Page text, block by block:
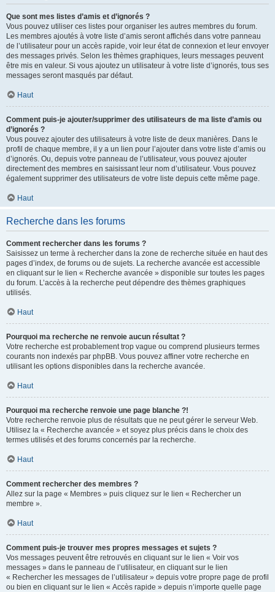
Que sont mes listes d’amis et d’ignorés ?
Vous pouvez utiliser ces listes pour organiser les autres membres du forum.
Les membres ajoutés à votre liste d’amis seront affichés dans votre panneau
de l’utilisateur pour un accès rapide, voir leur état de connexion et leur envoyer
des messages privés. Selon les thèmes graphiques, leurs messages peuvent
être mis en valeur. Si vous ajoutez un utilisateur à votre liste d’ignorés, tous ses
messages seront masqués par défaut.
Haut
Comment puis-je ajouter/supprimer des utilisateurs de ma liste d’amis ou
d’ignorés ?
Vous pouvez ajouter des utilisateurs à votre liste de deux manières. Dans le
profil de chaque membre, il y a un lien pour l’ajouter dans votre liste d’amis ou
d’ignorés. Ou, depuis votre panneau de l’utilisateur, vous pouvez ajouter
directement des membres en saisissant leur nom d’utilisateur. Vous pouvez
également supprimer des utilisateurs de votre liste depuis cette même page.
Haut
Recherche dans les forums
Comment rechercher dans les forums ?
Saisissez un terme à rechercher dans la zone de recherche située en haut des
pages d’index, de forums ou de sujets. La recherche avancée est accessible
en cliquant sur le lien « Recherche avancée » disponible sur toutes les pages
du forum. L’accès à la recherche peut dépendre des thèmes graphiques
utilisés.
Haut
Pourquoi ma recherche ne renvoie aucun résultat ?
Votre recherche est probablement trop vague ou comprend plusieurs termes
courants non indexés par phpBB. Vous pouvez affiner votre recherche en
utilisant les options disponibles dans la recherche avancée.
Haut
Pourquoi ma recherche renvoie une page blanche ?!
Votre recherche renvoie plus de résultats que ne peut gérer le serveur Web.
Utilisez la « Recherche avancée » et soyez plus précis dans le choix des
termes utilisés et des forums concernés par la recherche.
Haut
Comment rechercher des membres ?
Allez sur la page « Membres » puis cliquez sur le lien « Rechercher un
membre ».
Haut
Comment puis-je trouver mes propres messages et sujets ?
Vos messages peuvent être retrouvés en cliquant sur le lien « Voir vos
messages » dans le panneau de l’utilisateur, en cliquant sur le lien
« Rechercher les messages de l’utilisateur » depuis votre propre page de profil
ou bien en cliquant sur le lien « Accès rapide » depuis n’importe quelle page